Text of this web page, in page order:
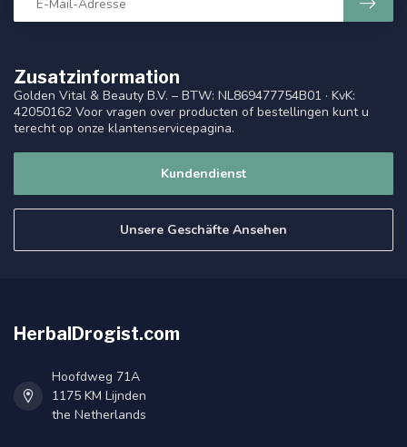
Zusatzinformation
Golden Vital & Beauty B.V. – BTW: NL869477754B01 · KvK:
42050162 Voor vragen over producten of bestellingen kunt u
terecht op onze klantenservicepagina.
Kundendienst
Unsere Geschäfte Ansehen
HerbalDrogist.com
Hoofdweg 71A
1175 KM Lijnden
the Netherlands